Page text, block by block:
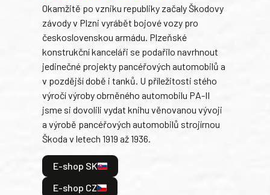
Okamžitě po vzniku republiky začaly Škodovy
závody v Plzni vyrábět bojové vozy pro
československou armádu. Plzeňské
konstrukční kanceláři se podařilo navrhnout
jedinečné projekty pancéřových automobilů a
v pozdější době i tanků. U příležitosti stého
výročí výroby obrněného automobilu PA-II
jsme si dovolili vydat knihu věnovanou vývoji
a výrobě pancéřových automobilů strojírnou
Škoda v letech 1919 až 1936.
E-shop SK
E-shop CZ